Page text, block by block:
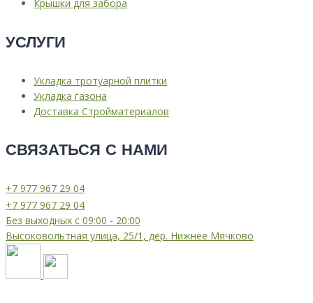
Крышки для забора
УСЛУГИ
Укладка тротуарной плитки
Укладка газона
Доставка Стройматериалов
СВЯЗАТЬСЯ С НАМИ
⁦+7 977 967 29 04
⁦+7 977 967 29 04
Без выходных с 09:00 - 20:00
Высоковольтная улица, 25/1, дер. Нижнее Мячково